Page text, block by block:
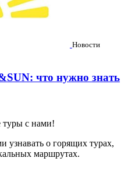
Новости
что нужно знать
туры с нами!
узнавать о горящих турах,
маршрутах.